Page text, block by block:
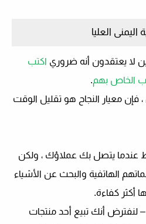
لا يعتقدون أنه ضروري اكتب
الخاص بهم.
، فإن معيار النجاح هو تقليل الوقت
عندما يتصل بك عملاؤك ، ولكن
الهاتفية والبحث عن الأشياء
أكثر كفاءة.
لنفترض أنك تبيع أحد منتجات